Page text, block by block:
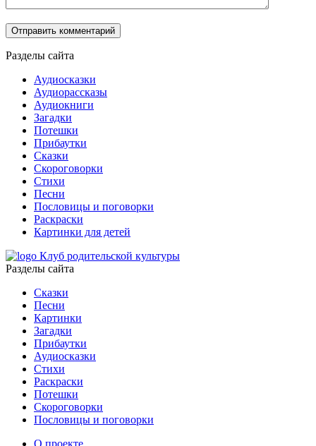
Разделы сайта
Аудиосказки
Аудиорассказы
Аудиокниги
Загадки
Потешки
Прибаутки
Сказки
Скороговорки
Стихи
Песни
Пословицы и поговорки
Раскраски
Картинки для детей
Клуб родительской культуры
Разделы сайта
Сказки
Песни
Картинки
Загадки
Прибаутки
Аудиосказки
Стихи
Раскраски
Потешки
Скороговорки
Пословицы и поговорки
О проекте